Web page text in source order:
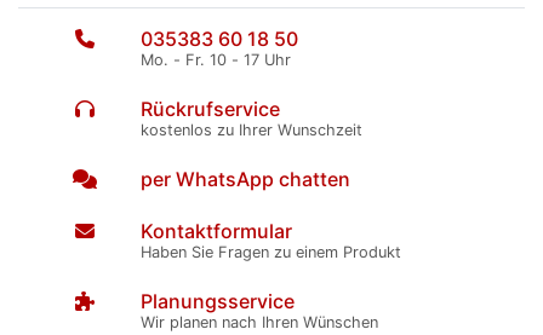
035383 60 18 50
Mo. - Fr. 10 - 17 Uhr
Rückrufservice
kostenlos zu Ihrer Wunschzeit
per WhatsApp chatten
Kontaktformular
Haben Sie Fragen zu einem Produkt
Planungsservice
Wir planen nach Ihren Wünschen